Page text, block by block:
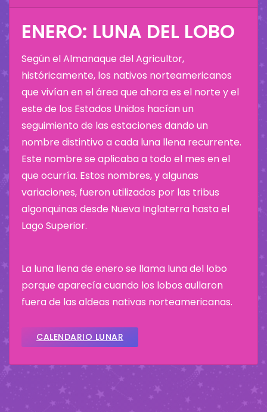
ENERO: LUNA DEL LOBO
Según el Almanaque del Agricultor,
históricamente, los nativos norteamericanos
que vivían en el área que ahora es el norte y el
este de los Estados Unidos hacían un
seguimiento de las estaciones dando un
nombre distintivo a cada luna llena recurrente.
Este nombre se aplicaba a todo el mes en el
que ocurría. Estos nombres, y algunas
variaciones, fueron utilizados por las tribus
algonquinas desde Nueva Inglaterra hasta el
Lago Superior.
La luna llena de enero se llama luna del lobo
porque aparecía cuando los lobos aullaron
fuera de las aldeas nativas norteamericanas.
CALENDARIO LUNAR